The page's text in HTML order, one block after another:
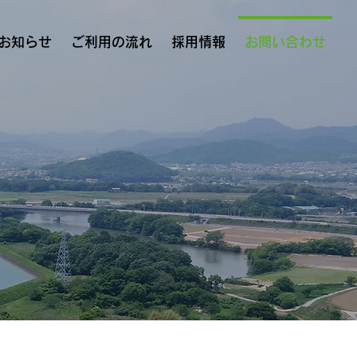
知らせ ご利用の流れ 採用情報 お問い合わせ